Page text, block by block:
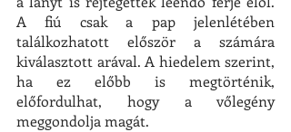
A fiú csak a pap jelenlétében
találkozhatott először a számára
kiválasztott arával. A hiedelem szerint,
ha ez előbb is megtörténik,
előfordulhat, hogy a vőlegény
meggondolja magát.